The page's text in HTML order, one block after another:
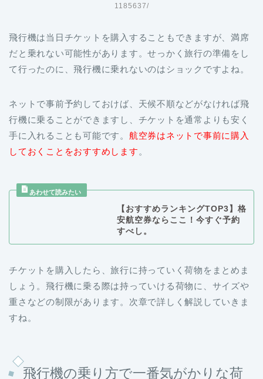
1185637/
飛行機は当日チケットを購入することもできますが、満席
だと乗れない可能性があります。せっかく旅行の準備をし
て行ったのに、飛行機に乗れないのはショックですよね。
ネットで事前予約しておけば、天候不順などがなければ飛
行機に乗ることができますし、チケットを通常よりも安く
手に入れることも可能です。 航空券はネットで事前に購入
しておくことをおすすめします 。
【おすすめランキングTOP3】格
安航空券ならここ！今すぐ予約
すべし。
チケットを購入したら、旅行に持っていく荷物をまとめま
しょう。飛行機に乗る際は持っていける荷物に、サイズや
重さなどの制限があります。次章で詳しく解説していきま
すね。
飛行機の乗り方で一番気がかりな荷